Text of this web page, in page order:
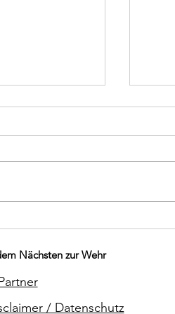
Nächsten zur Wehr
/ Datenschutz